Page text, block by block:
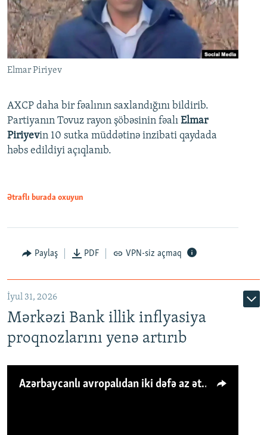
Elmar Piriyev
AXCP daha bir fəalının saxlandığını bildirib.
Partiyanın Tovuz rayon şöbəsinin fəalı Elmar
Piriyevin 10 sutka müddətinə inzibati qaydada
həbs edildiyi açıqlanıb.
Ətraflı burada oxuyun
Paylaş PDF VPN-siz açmaq
İyul 31, 2026
Mərkəzi Bank illik inflyasiya
proqnozlarını yenə artırıb
Azərbaycanlı avropalıdan iki dəfə az ət yeyir, amma... 'Qiymət artımı qaçılmazdır'